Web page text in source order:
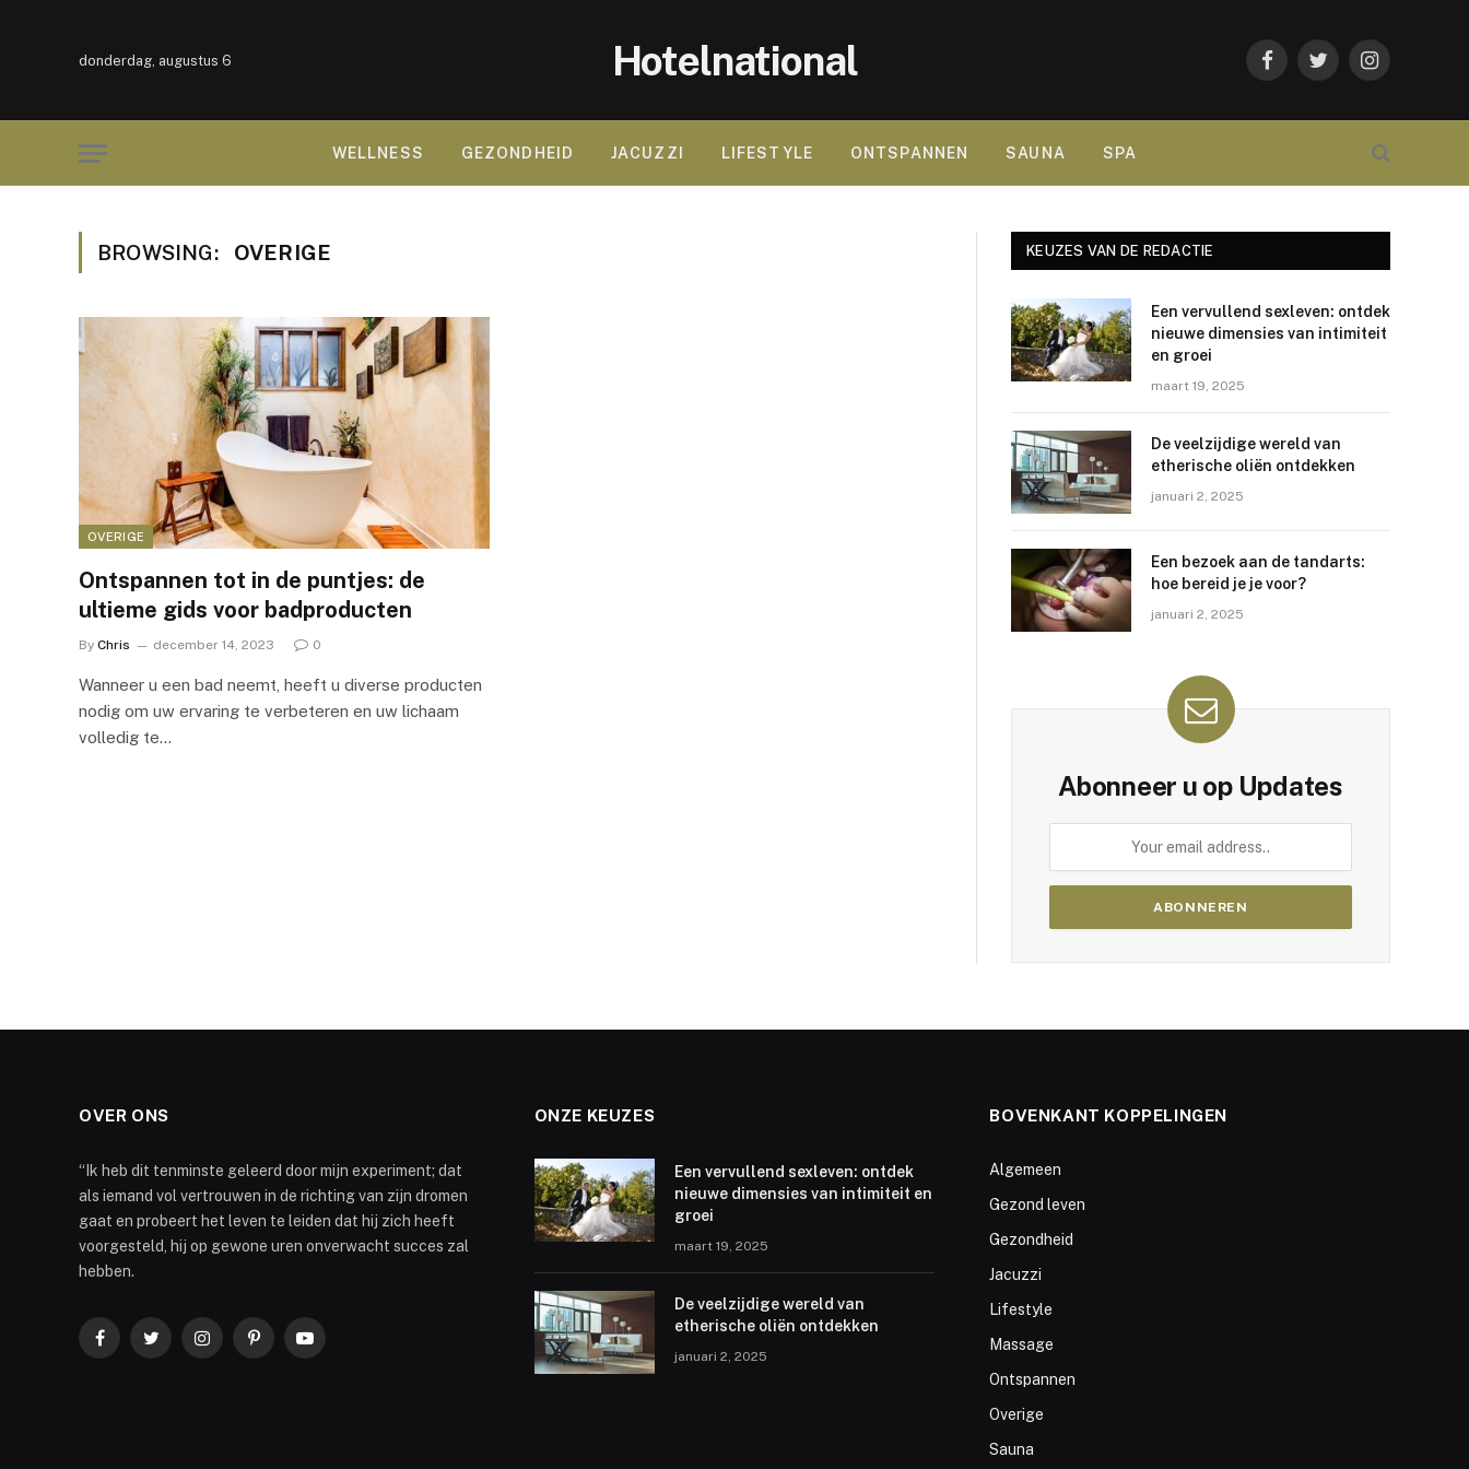
donderdag, augustus 6 Hotelnational FacebookTwitterInstagram
WELLNESS GEZONDHEID JACUZZI LIFESTYLE ONTSPANNEN SAUNA SPA
BROWSING: OVERIGE
OVERIGE
Ontspannen tot in de puntjes: de
ultieme gids voor badproducten
By Chris december 14, 2023 0
Wanneer u een bad neemt, heeft u diverse producten
nodig om uw ervaring te verbeteren en uw lichaam
volledig te…
KEUZES VAN DE REDACTIE
Een vervullend sexleven: ontdek
nieuwe dimensies van intimiteit
en groei
maart 19, 2025
De veelzijdige wereld van
etherische oliën ontdekken
januari 2, 2025
Een bezoek aan de tandarts:
hoe bereid je je voor?
januari 2, 2025
Abonneer u op Updates
OVER ONS
“Ik heb dit tenminste geleerd door mijn experiment; dat
als iemand vol vertrouwen in de richting van zijn dromen
gaat en probeert het leven te leiden dat hij zich heeft
voorgesteld, hij op gewone uren onverwacht succes zal
hebben.
FacebookTwitterInstagramPinterestYouTube
ONZE KEUZES
Een vervullend sexleven: ontdek
nieuwe dimensies van intimiteit en
groei
maart 19, 2025
De veelzijdige wereld van
etherische oliën ontdekken
januari 2, 2025
BOVENKANT KOPPELINGEN
Algemeen
Gezond leven
Gezondheid
Jacuzzi
Lifestyle
Massage
Ontspannen
Overige
Sauna